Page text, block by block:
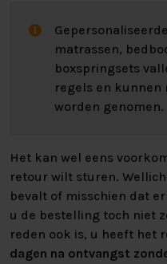
matrassen,
boxspringsets
regels en kunnen
worden genomen.
Het kan wel eens
retour wilt sturen.
bevalt of misschien dat
u de bestelling toch niet
reden ook is, u heeft het
dagen na ontvangst